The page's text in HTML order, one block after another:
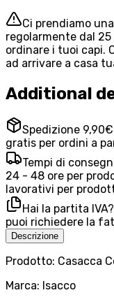
Ci prendiamo
regolarmente dal
ordinare i tuoi capi.
ad arrivare a casa
Additional
Spedizione 9,90€
gratis per ordini a
Tempi di
24 - 48 ore per
lavorativi per
Hai la partita IVA?
puoi richiedere la
Descrizione
Prodotto: Casacca
Marca: Isacco